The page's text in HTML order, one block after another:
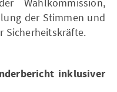
der Stimmen und
Sicherheitskräfte.
inklusiver